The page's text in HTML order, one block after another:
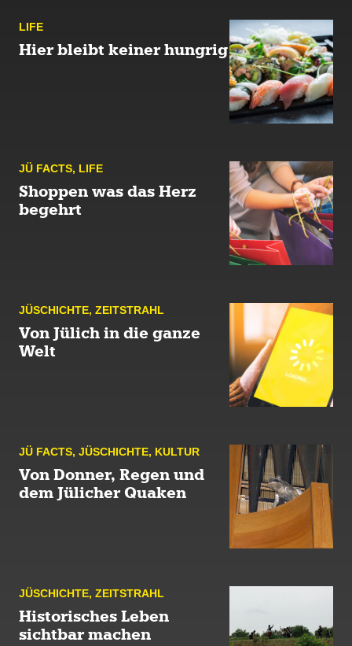
LIFE
Hier bleibt keiner hungrig
JÜ FACTS, LIFE
Shoppen was das Herz
begehrt
JÜ­SCHICHTE, ZEIT­STRAHL
Von Jülich in die ganze
Welt
JÜ FACTS, JÜ­SCHICHTE, KULTUR
Von Donner, Regen und
dem Jülicher Quaken
JÜ­SCHICHTE, ZEIT­STRAHL
Historisches Leben
sichtbar machen